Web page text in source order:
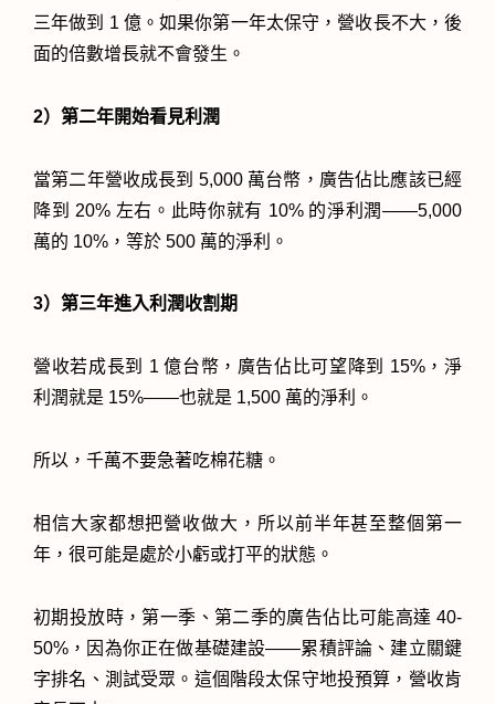
三年做到 1 億。如果你第一年太保守，營收長不大，後
面的倍數增長就不會發生。
2）第二年開始看見利潤
當第二年營收成長到 5,000 萬台幣，廣告佔比應該已經
降到 20% 左右。此時你就有 10% 的淨利潤——5,000
萬的 10%，等於 500 萬的淨利。
3）第三年進入利潤收割期
營收若成長到 1 億台幣，廣告佔比可望降到 15%，淨
利潤就是 15%——也就是 1,500 萬的淨利。
所以，千萬不要急著吃棉花糖。
相信大家都想把營收做大，所以前半年甚至整個第一
年，很可能是處於小虧或打平的狀態。
初期投放時，第一季、第二季的廣告佔比可能高達 40-
50%，因為你正在做基礎建設——累積評論、建立關鍵
字排名、測試受眾。這個階段太保守地投預算，營收肯